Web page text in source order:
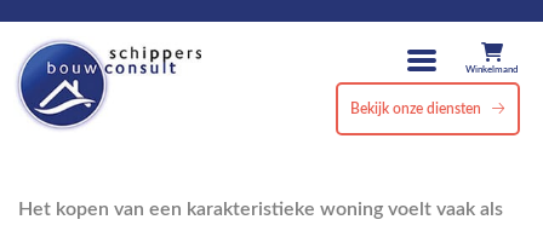
Winkelmand
Bekijk onze diensten
Het kopen van een karakteristieke woning voelt vaak als